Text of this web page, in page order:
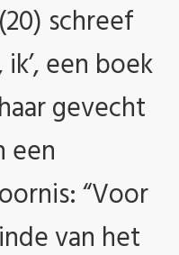
schreef
ik’, een boek
gevecht
een
“Voor
van het